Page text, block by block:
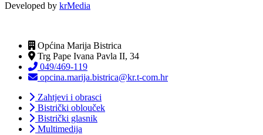
Developed by krMedia
Općina Marija Bistrica
Trg Pape Ivana Pavla II, 34
049/469-119
opcina.marija.bistrica@kr.t-com.hr
Zahtjevi i obrasci
Bistrički oblouček
Bistrički glasnik
Multimedija